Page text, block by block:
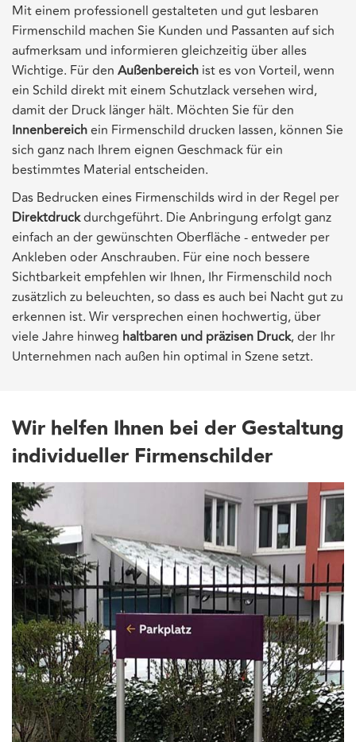
Mit einem professionell gestalteten und gut lesbaren
Firmenschild machen Sie Kunden und Passanten auf sich
aufmerksam und informieren gleichzeitig über alles
Wichtige. Für den Außenbereich ist es von Vorteil, wenn
ein Schild direkt mit einem Schutzlack versehen wird,
damit der Druck länger hält. Möchten Sie für den
Innenbereichein Firmenschild drucken lassen, können Sie
sich ganz nach Ihrem eignen Geschmack für ein
bestimmtes Material entscheiden.
Das Bedrucken eines Firmenschilds wird in der Regel per
Direktdruckdurchgeführt. Die Anbringung erfolgt ganz
einfach an der gewünschten Oberfläche - entweder per
Ankleben oder Anschrauben. Für eine noch bessere
Sichtbarkeit empfehlen wir Ihnen, Ihr Firmenschild noch
zusätzlich zu beleuchten, so dass es auch bei Nacht gut zu
erkennen ist. Wir versprechen einen hochwertig, über
viele Jahre hinweg haltbaren und präzisen Druck, der Ihr
Unternehmen nach außen hin optimal in Szene setzt.
Wir helfen Ihnen bei der Gestaltung
individueller Firmenschilder